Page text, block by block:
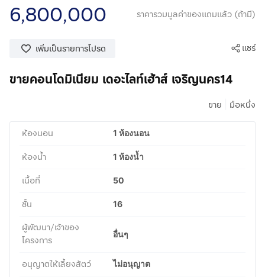
6,800,000 ราคารวมมูลค่าของแถมแล้ว (ถ้ามี)
เพิ่มเป็นรายการโปรด แชร์
ขายคอนโดมิเนียม เดอะไลท์เฮ้าส์ เจริญนคร14
ขาย มือหนึ่ง
ห้องนอน 1 ห้องนอน
ห้องน้ำ 1 ห้องน้ำ
เนื้อที่ 50
ชั้น 16
ผู้พัฒนา/เจ้าของ
โครงการ
อื่นๆ
อนุญาตให้เลี้ยงสัตว์ ไม่อนุญาต